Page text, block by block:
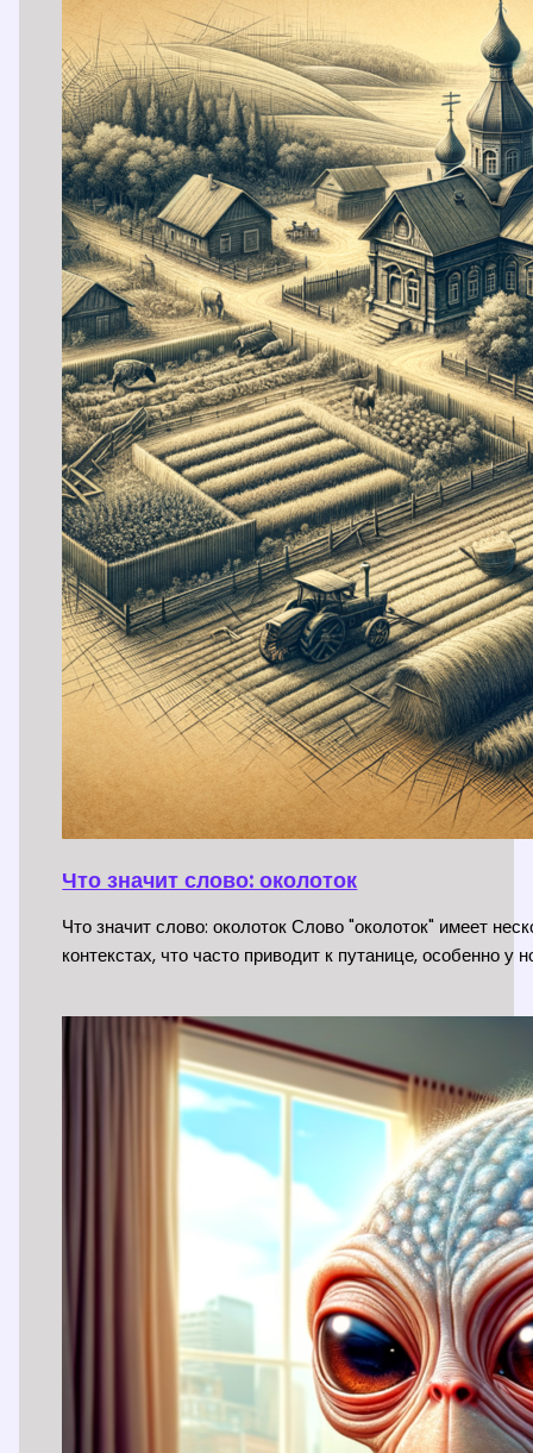
Что значит слово: околоток
Что значит слово: околоток Слово "околоток" имеет
контекстах, что часто приводит к путанице, особенно у